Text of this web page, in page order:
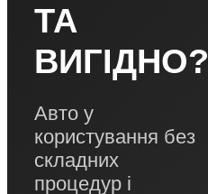
ТА
ВИГІДНО?
Авто у
користування без
складних
процедур і